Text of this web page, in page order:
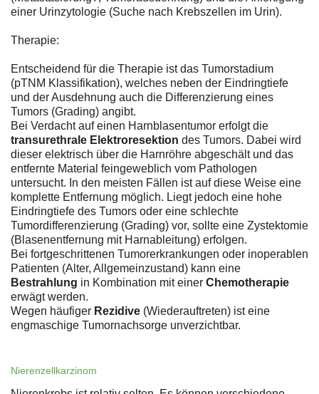
einer Urinzytologie (Suche nach Krebszellen im Urin).
Therapie:
Entscheidend für die Therapie ist das Tumorstadium
(pTNM Klassifikation), welches neben der Eindringtiefe
und der Ausdehnung auch die Differenzierung eines
Tumors (Grading) angibt.
Bei Verdacht auf einen Harnblasentumor erfolgt die
transurethrale Elektroresektion des Tumors. Dabei wird
dieser elektrisch über die Harnröhre abgeschält und das
entfernte Material feingeweblich vom Pathologen
untersucht. In den meisten Fällen ist auf diese Weise eine
komplette Entfernung möglich. Liegt jedoch eine hohe
Eindringtiefe des Tumors oder eine schlechte
Tumordifferenzierung (Grading) vor, sollte eine Zystektomie
(Blasenentfernung mit Harnableitung) erfolgen.
Bei fortgeschrittenen Tumorerkrankungen oder inoperablen
Patienten (Alter, Allgemeinzustand) kann eine
Bestrahlung in Kombination mit einer Chemotherapie
erwägt werden.
Wegen häufiger Rezidive (Wiederauftreten) ist eine
engmaschige Tumornachsorge unverzichtbar.
Nierenzellkarzinom